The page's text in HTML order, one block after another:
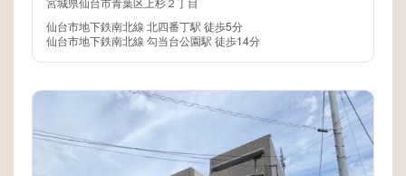
仙台市地下鉄南北線 北四番丁駅 徒歩5分
仙台市地下鉄南北線 勾当台公園駅 徒歩14分